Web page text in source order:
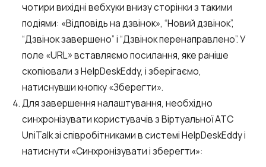
чотири вихідні вебхуки внизу сторінки з такими
подіями: «Відповідь на дзвінок», “Новий дзвінок”,
“Дзвінок завершено” і “Дзвінок перенаправлено”. У
поле «URL» вставляємо посилання, яке раніше
скопіювали з HelpDeskEddy, і зберігаємо,
натиснувши кнопку «Зберегти».
Для завершення налаштування, необхідно
синхронізувати користувачів з Віртуальної АТС
UniTalk зі співробітниками в системі HelpDeskEddy і
натиснути «Синхронізувати і зберегти»: